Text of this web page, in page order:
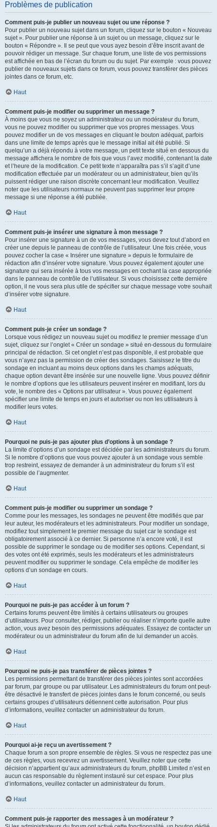
Problèmes de publication
Comment puis-je publier un nouveau sujet ou une réponse ?
Pour publier un nouveau sujet dans un forum, cliquez sur le bouton « Nouveau
sujet ». Pour publier une réponse à un sujet ou un message, cliquez sur le
bouton « Répondre ». Il se peut que vous ayez besoin d’être inscrit avant de
pouvoir rédiger un message. Sur chaque forum, une liste de vos permissions
est affichée en bas de l’écran du forum ou du sujet. Par exemple : vous pouvez
publier de nouveaux sujets dans ce forum, vous pouvez transférer des pièces
jointes dans ce forum, etc.
Haut
Comment puis-je modifier ou supprimer un message ?
À moins que vous ne soyez un administrateur ou un modérateur du forum,
vous ne pouvez modifier ou supprimer que vos propres messages. Vous
pouvez modifier un de vos messages en cliquant le bouton adéquat, parfois
dans une limite de temps après que le message initial ait été publié. Si
quelqu’un a déjà répondu à votre message, un petit texte situé en dessous du
message affichera le nombre de fois que vous l’avez modifié, contenant la date
et l’heure de la modification. Ce petit texte n’apparaîtra pas s’il s’agit d’une
modification effectuée par un modérateur ou un administrateur, bien qu’ils
puissent rédiger une raison discrète concernant leur modification. Veuillez
noter que les utilisateurs normaux ne peuvent pas supprimer leur propre
message si une réponse a été publiée.
Haut
Comment puis-je insérer une signature à mon message ?
Pour insérer une signature à un de vos messages, vous devez tout d’abord en
créer une depuis le panneau de contrôle de l’utilisateur. Une fois créée, vous
pouvez cocher la case « Insérer une signature » depuis le formulaire de
rédaction afin d’insérer votre signature. Vous pouvez également ajouter une
signature qui sera insérée à tous vos messages en cochant la case appropriée
dans le panneau de contrôle de l’utilisateur. Si vous choisissez cette dernière
option, il ne vous sera plus utile de spécifier sur chaque message votre souhait
d’insérer votre signature.
Haut
Comment puis-je créer un sondage ?
Lorsque vous rédigez un nouveau sujet ou modifiez le premier message d’un
sujet, cliquez sur l’onglet « Créer un sondage » situé en-dessous du formulaire
principal de rédaction. Si cet onglet n’est pas disponible, il est probable que
vous n’ayez pas la permission de créer des sondages. Saisissez le titre du
sondage en incluant au moins deux options dans les champs adéquats,
chaque option devant être insérée sur une nouvelle ligne. Vous pouvez définir
le nombre d’options que les utilisateurs peuvent insérer en modifiant, lors du
vote, le nombre des « Options par utilisateur ». Vous pouvez également
spécifier une limite de temps en jours et autoriser ou non les utilisateurs à
modifier leurs votes.
Haut
Pourquoi ne puis-je pas ajouter plus d’options à un sondage ?
La limite d’options d’un sondage est décidée par les administrateurs du forum.
Si le nombre d’options que vous pouvez ajouter à un sondage vous semble
trop restreint, essayez de demander à un administrateur du forum s’il est
possible de l’augmenter.
Haut
Comment puis-je modifier ou supprimer un sondage ?
Comme pour les messages, les sondages ne peuvent être modifiés que par
leur auteur, les modérateurs et les administrateurs. Pour modifier un sondage,
modifiez tout simplement le premier message du sujet car le sondage est
obligatoirement associé à ce dernier. Si personne n’a encore voté, il est
possible de supprimer le sondage ou de modifier ses options. Cependant, si
des votes ont été exprimés, seuls les modérateurs et les administrateurs
peuvent modifier ou supprimer le sondage. Cela empêche de modifier les
options d’un sondage en cours.
Haut
Pourquoi ne puis-je pas accéder à un forum ?
Certains forums peuvent être limités à certains utilisateurs ou groupes
d’utilisateurs. Pour consulter, rédiger, publier ou réaliser n’importe quelle autre
action, vous avez besoin des permissions adéquates. Essayez de contacter un
modérateur ou un administrateur du forum afin de lui demander un accès.
Haut
Pourquoi ne puis-je pas transférer de pièces jointes ?
Les permissions permettant de transférer des pièces jointes sont accordées
par forum, par groupe ou par utilisateur. Les administrateurs du forum ont peut-
être désactivé le transfert de pièces jointes dans le forum concerné, ou seuls
certains groupes d’utilisateurs détiennent cette autorisation. Pour plus
d’informations, veuillez contacter un administrateur du forum.
Haut
Pourquoi ai-je reçu un avertissement ?
Chaque forum a son propre ensemble de règles. Si vous ne respectez pas une
de ces règles, vous recevrez un avertissement. Veuillez noter que cette
décision n’appartient qu’aux administrateurs du forum, phpBB Limited n’est en
aucun cas responsable du règlement instauré sur cet espace. Pour plus
d’informations, veuillez contacter un administrateur du forum.
Haut
Comment puis-je rapporter des messages à un modérateur ?